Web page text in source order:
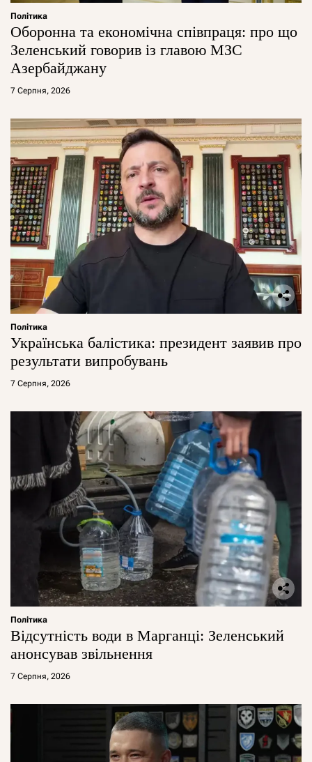
Політика
Оборонна та економічна співпраця: про що
Зеленський говорив із главою МЗС
Азербайджану
7 Серпня, 2026
Політика
Українська балістика: президент заявив про
результати випробувань
7 Серпня, 2026
Політика
Відсутність води в Марганці: Зеленський
анонсував звільнення
7 Серпня, 2026